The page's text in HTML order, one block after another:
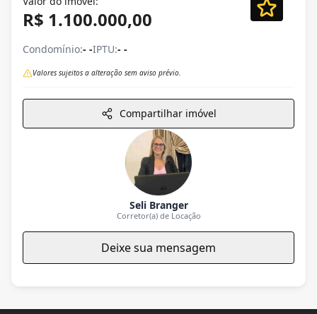
R$ 1.100.000,00
Condomínio:- -IPTU:- -
Valores sujeitos a alteração sem aviso prévio.
Compartilhar imóvel
Seli Branger
Corretor(a) de Locação
Deixe sua mensagem